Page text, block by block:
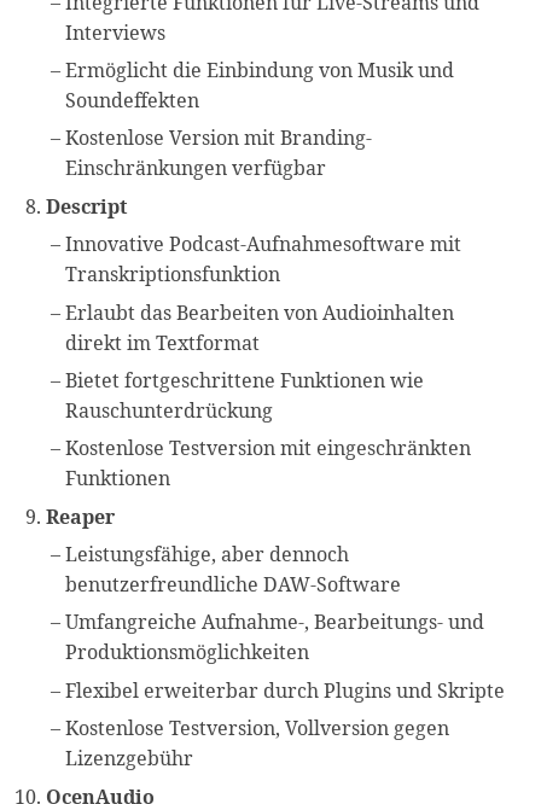
Interviews
Ermöglicht die Einbindung von Musik und
Soundeffekten
Kostenlose Version mit Branding-
Einschränkungen verfügbar
Descript
Innovative Podcast-Aufnahmesoftware mit
Transkriptionsfunktion
Erlaubt das Bearbeiten von Audioinhalten
direkt im Textformat
Bietet fortgeschrittene Funktionen wie
Rauschunterdrückung
Kostenlose Testversion mit eingeschränkten
Funktionen
Reaper
Leistungsfähige, aber dennoch
benutzerfreundliche DAW-Software
Umfangreiche Aufnahme-, Bearbeitungs- und
Produktionsmöglichkeiten
Flexibel erweiterbar durch Plugins und Skripte
Kostenlose Testversion, Vollversion gegen
Lizenzgebühr
OcenAudio